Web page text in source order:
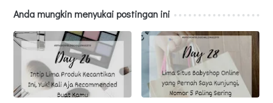
Anda mungkin menyukai postingan ini